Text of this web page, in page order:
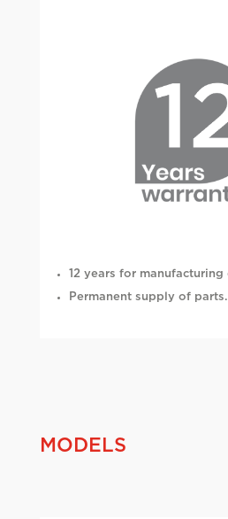
12 years for manufacturing
Permanent supply of parts.
MODELS